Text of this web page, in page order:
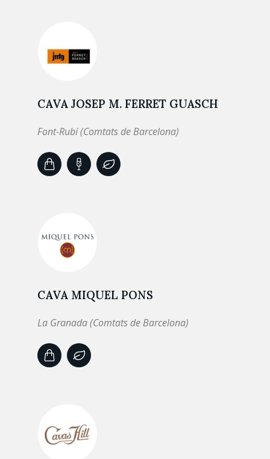
CAVA JOSEP M. FERRET GUASCH
Font-Rubí (Comtats de Barcelona)
CAVA MIQUEL PONS
La Granada (Comtats de Barcelona)